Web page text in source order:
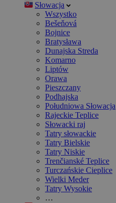
Słowacja
Wszystko
Bešeňová
Bojnice
Bratysława
Dunajska Streda
Komarno
Liptów
Orawa
Pieszczany
Podhajska
Południowa Słowacja
Rajeckie Teplice
Słowacki raj
Tatry słowackie
Tatry Bielskie
Tatry Niskie
Trenčianské Teplice
Turczańskie Cieplice
Wielki Meder
Tatry Wysokie
…